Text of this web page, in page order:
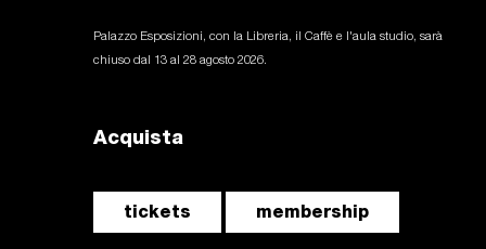
Palazzo Esposizioni, con la Libreria, il Caffè e l'aula studio, sarà
chiuso dal 13 al 28 agosto 2026.
Acquista
tickets membership